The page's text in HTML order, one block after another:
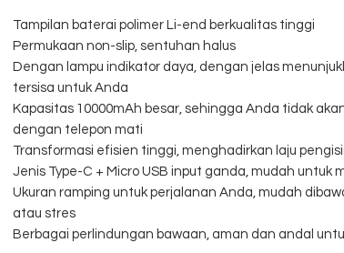
Tampilan baterai polimer Li-end berkualitas tinggi
Permukaan non-slip, sentuhan halus
Dengan lampu indikator daya, dengan jelas
tersisa untuk Anda
Kapasitas 10000mAh besar, sehingga Anda tidak
dengan telepon mati
Transformasi efisien tinggi, menghadirkan laju
Jenis Type-C + Micro USB input ganda, mudah untuk
Ukuran ramping untuk perjalanan Anda, mudah
atau stres
Berbagai perlindungan bawaan, aman dan andal